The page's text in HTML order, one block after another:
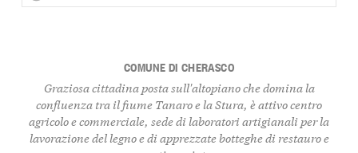
COMUNE DI CHERASCO
Graziosa cittadina posta sull'altopiano che domina la
confluenza tra il fiume Tanaro e la Stura, è attivo centro
agricolo e commerciale, sede di laboratori artigianali per la
lavorazione del legno e di apprezzate botteghe di restauro e